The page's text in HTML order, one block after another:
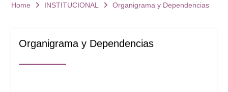
Home INSTITUCIONAL Organigrama y Dependencias
Organigrama y Dependencias